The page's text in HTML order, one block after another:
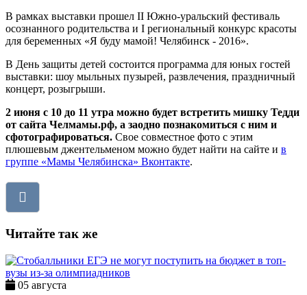
В рамках выставки прошел II Южно-уральский фестиваль
осознанного родительства и I региональный конкурс красоты
для беременных «Я буду мамой! Челябинск - 2016».
В День защиты детей состоится программа для юных гостей
выставки: шоу мыльных пузырей, развлечения, праздничный
концерт, розыгрыши.
2 июня с 10 до 11 утра можно будет встретить мишку Тедди
от сайта Челмамы.рф, а заодно познакомиться с ним и
сфотографироваться. Свое совместное фото с этим
плюшевым джентельменом можно будет найти на сайте и в
группе «Мамы Челябинска» Вконтакте.
Читайте так же
05 августа